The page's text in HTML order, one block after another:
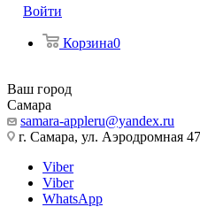
Войти
Корзина0
Ваш город
Самара
samara-appleru@yandex.ru
г. Самара, ул. Аэродромная
Viber
Viber
WhatsApp